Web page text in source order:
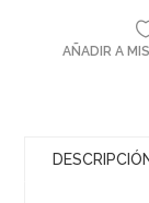
AÑADIR A